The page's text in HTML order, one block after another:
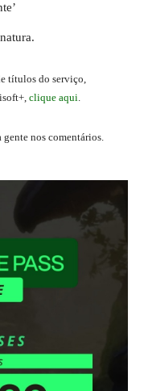
títulos do serviço,
clique aqui.
nos comentários.